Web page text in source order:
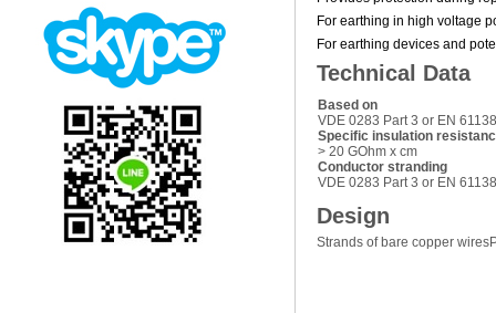
For earthing in high voltage
For earthing devices and
Technical Data
Based on
VDE 0283 Part 3 or EN 61138
Specific insulation
> 20 GOhm x cm
Conductor stranding
VDE 0283 Part 3 or EN 61138
Design
Strands of bare copper wires